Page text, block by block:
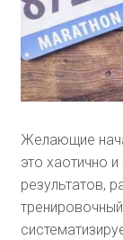
Желающие
это хаотично
результатов,